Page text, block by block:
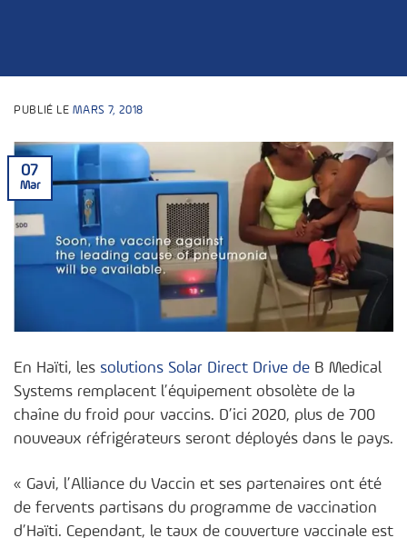
PUBLIÉ LEMARS 7, 2018
07
Mar
En Haïti, les solutions Solar Direct Drive de B Medical
Systems remplacent l’équipement obsolète de la
chaîne du froid pour vaccins. D’ici 2020, plus de 700
nouveaux réfrigérateurs seront déployés dans le pays.
« Gavi, l’Alliance du Vaccin et ses partenaires ont été
de fervents partisans du programme de vaccination
d’Haïti. Cependant, le taux de couverture vaccinale est